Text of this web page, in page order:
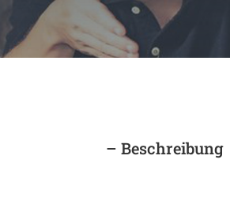
– Beschreibung